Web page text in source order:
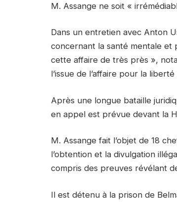
M. Assange ne soit «
Dans un entretien avec Anton
concernant la santé mentale et
cette affaire de très près »,
l’issue de l’affaire pour la
Après une longue bataille
en appel est prévue devant la
M. Assange fait l’objet de 18
l’obtention et la divulgation
compris des preuves révélant
Il est détenu à la prison de